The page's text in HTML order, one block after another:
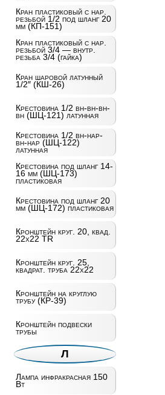
Кран пластиковый с нар.
резьбой 1/2 под шланг 20
мм (КП-151)
Кран пластиковый с нар.
резьбой 3/4 — внутр.
резьба 3/4 (гайка)
Кран шаровой латунный
1/2″ (КШ-26)
Крестовина 1/2 вн-вн-вн-
вн (ШЦ-121) латунная
Крестовина 1/2 вн-нар-
вн-нар (ШЦ-122)
латунная
Крестовина под шланг 14-
16 мм (ШЦ-173)
пластиковая
Крестовина под шланг 20
мм (ШЦ-172) пластиковая
Кронштейн круг. 20, квад.
22х22 TR
Кронштейн круг. 25,
квадрат. труба 22х22
Кронштейн на круглую
трубу (КР-39)
Кронштейн подвески
трубы
Л
Лампа инфракрасная 150
Вт